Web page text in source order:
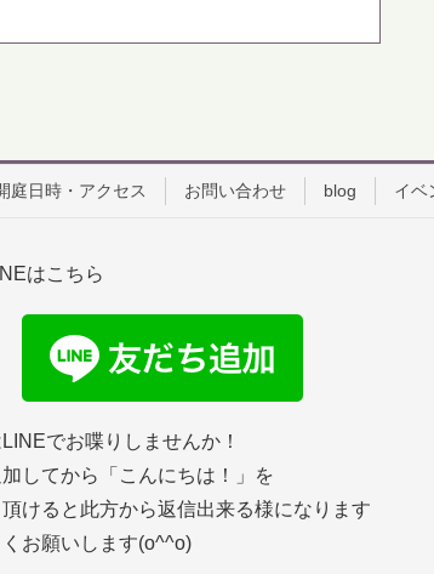
庭日時・アクセス お問い合わせ blog イベ
はこちら
でお喋りしませんか！
してから「こんにちは！」を
けると此方から返信出来る様になります
くお願いします(o^^o)